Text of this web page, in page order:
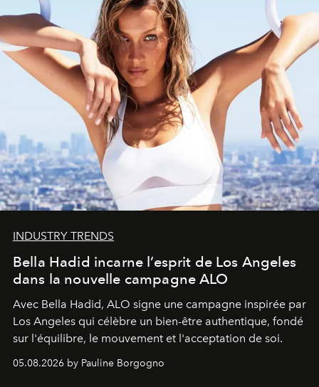
INDUSTRY TRENDS
Bella Hadid incarne l’esprit de Los Angeles
dans la nouvelle campagne ALO
Avec Bella Hadid, ALO signe une campagne inspirée par
Los Angeles qui célèbre un bien-être authentique, fondé
sur l'équilibre, le mouvement et l'acceptation de soi.
05.08.2026 by Pauline Borgogno